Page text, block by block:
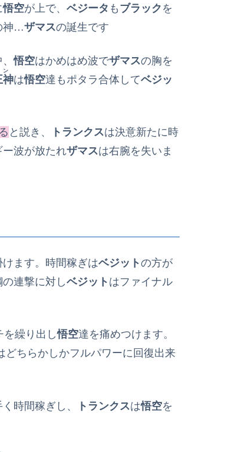
悟空が上で、 ベジータ も ブラック を
神…ザマスの誕生です
、悟空はかめはめ波でザマスの胸を
神は悟空達もポタラ合体してベジッ
と説き、 トランクスは決意新たに時
波が放たれザマスは右腕を失いま
ます。時間稼ぎはベジットの方が
連撃に対しベジット はファイナル
を繰り出し悟空達を痛めつけます。
どちらかしかフルパワーに回復出来
時間稼ぎし、 トランクスは悟空を